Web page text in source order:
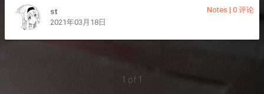
st
2021年03月18日
Notes |0 评论
1 of 1